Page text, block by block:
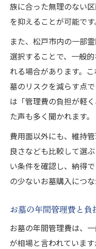
族に合った無理のない
を抑えることが可能です
また、松戸市内の一部
選択することで、一般
れる場合があります。
墓のリスクを減らす点
は「管理費の負担が軽
た声も多く聞かれます。
費用面以外にも、維持
良さなども比較して選
い条件を確認し、納得
の少ないお墓購入につな
お墓の年間管理費と負
お墓の年間管理費は、
が相場と言われていま